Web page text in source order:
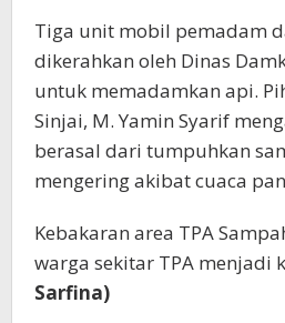
Tiga unit mobil pemadam
dikerahkan oleh Dinas
untuk memadamkan api.
Sinjai, M. Yamin Syarif
berasal dari tumpuhkan
mengering akibat cuaca
Kebakaran area TPA
warga sekitar TPA menjadi
Sarfina)